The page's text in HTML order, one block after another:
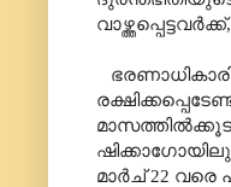
വാഴ്ത്തപ്പെട്ടവർക്ക്
മാർച് 22